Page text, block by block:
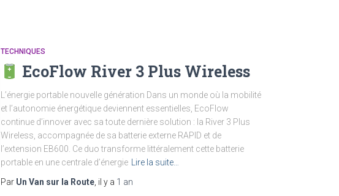
TECHNIQUES
EcoFlow River 3 Plus Wireless
L’énergie portable nouvelle génération Dans un monde où la mobilité
et l’autonomie énergétique deviennent essentielles, EcoFlow
continue d’innover avec sa toute dernière solution : la River 3 Plus
Wireless, accompagnée de sa batterie externe RAPID et de
l’extension EB600. Ce duo transforme littéralement cette batterie
portable en une centrale d’énergie
Lire la suite…
Par Un Van sur la Route , il y a 1 an